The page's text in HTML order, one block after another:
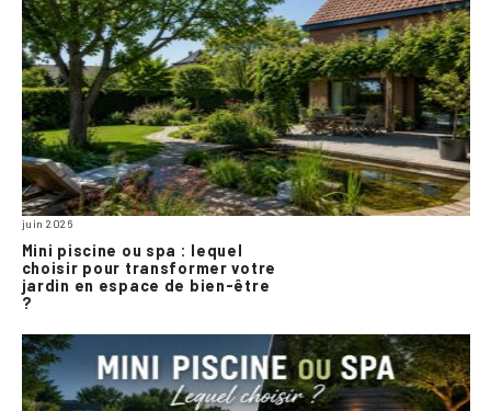
juin 2026
Mini piscine ou spa : lequel
choisir pour transformer votre
jardin en espace de bien-être
?